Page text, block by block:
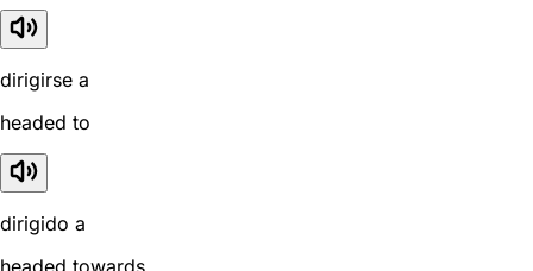
dirigirse a
headed to
dirigido a
headed towards